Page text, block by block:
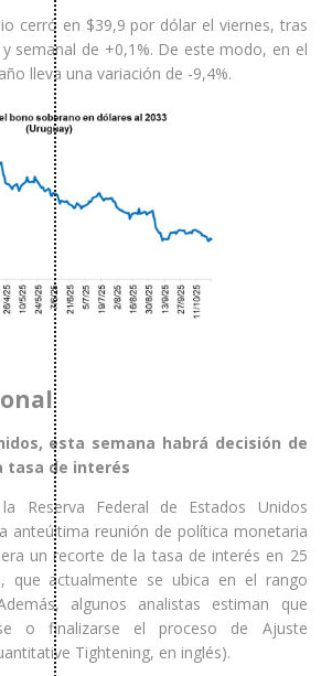
cerró en $39,9 por dólar el viernes, tras
semanal de +0,1%. De este modo, en el
lleva una variación de -9,4%.
esta semana habrá decisión de
tasa de interés
Reserva Federal de Estados Unidos
anteúltima reunión de política monetaria
un recorte de la tasa de interés en 25
que actualmente se ubica en el rango
algunos analistas estiman que
o finalizarse el proceso de Ajuste
Tightening, en inglés).